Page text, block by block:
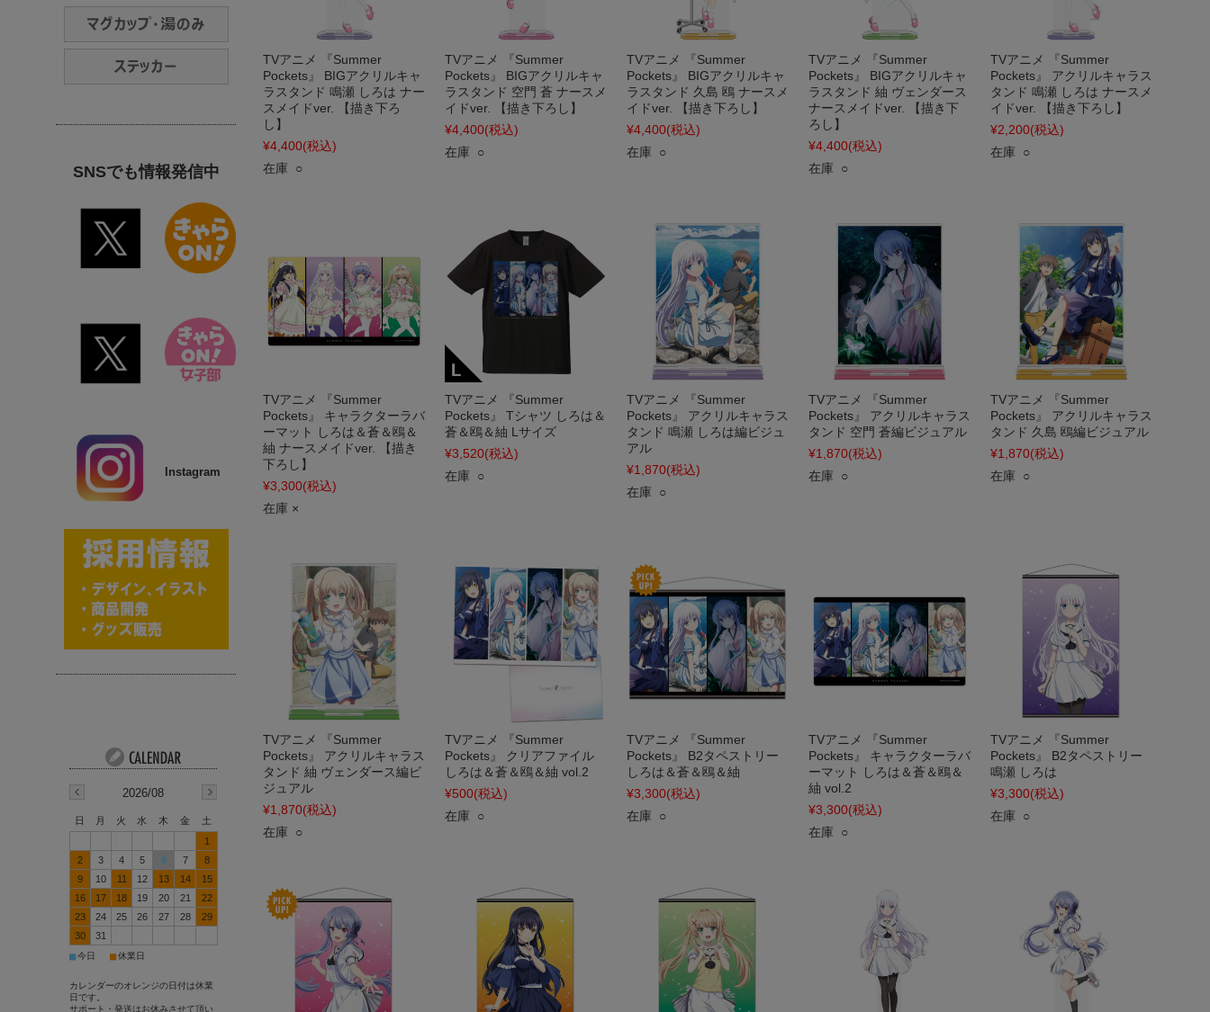
TVアニメ 『Summer
Pockets』 BIGアクリルキャ
ラスタンド 鳴瀬 しろは ナー
スメイドver. 【描き下ろ
し】
¥4,400(税込)
在庫 ○
TVアニメ 『Summer
Pockets』 BIGアクリルキャ
ラスタンド 空門 蒼 ナースメ
イドver. 【描き下ろし】
¥4,400(税込)
在庫 ○
TVアニメ 『Summer
Pockets』 BIGアクリルキャ
ラスタンド 久島 鴎 ナースメ
イドver. 【描き下ろし】
¥4,400(税込)
在庫 ○
TVアニメ 『Summer
Pockets』 BIGアクリルキャ
ラスタンド 紬 ヴェンダース
ナースメイドver. 【描き下
ろし】
¥4,400(税込)
在庫 ○
TVアニメ 『Summer
Pockets』 アクリルキャラス
タンド 鳴瀬 しろは ナースメ
イドver. 【描き下ろし】
¥2,200(税込)
在庫 ○
TVアニメ 『Summer
Pockets』 キャラクターラバ
ーマット しろは＆蒼＆鴎＆
紬 ナースメイドver. 【描き
下ろし】
¥3,300(税込)
在庫 ×
TVアニメ 『Summer
Pockets』 Tシャツ しろは＆
蒼＆鴎＆紬 Lサイズ
¥3,520(税込)
在庫 ○
TVアニメ 『Summer
Pockets』 アクリルキャラス
タンド 鳴瀬 しろは編ビジュ
アル
¥1,870(税込)
在庫 ○
TVアニメ 『Summer
Pockets』 アクリルキャラス
タンド 空門 蒼編ビジュアル
¥1,870(税込)
在庫 ○
TVアニメ 『Summer
Pockets』 アクリルキャラス
タンド 久島 鴎編ビジュアル
¥1,870(税込)
在庫 ○
TVアニメ 『Summer
Pockets』 アクリルキャラス
タンド 紬 ヴェンダース編ビ
ジュアル
¥1,870(税込)
在庫 ○
TVアニメ 『Summer
Pockets』 クリアファイル
しろは＆蒼＆鴎＆紬 vol.2
¥500(税込)
在庫 ○
TVアニメ 『Summer
Pockets』 B2タペストリー
しろは＆蒼＆鴎＆紬
¥3,300(税込)
在庫 ○
TVアニメ 『Summer
Pockets』 キャラクターラバ
ーマット しろは＆蒼＆鴎＆
紬 vol.2
¥3,300(税込)
在庫 ○
TVアニメ 『Summer
Pockets』 B2タペストリー
鳴瀬 しろは
¥3,300(税込)
在庫 ○
SNSでも情報発信中
Instagram
2026/08
日 月 火 水 木 金
土
1
2
3 4 5 6 7
8
9
10 11 12 13 14
15
16
17 18 19 20 21
22
23
24 25 26 27 28
29
30
31
■今日 ■休業日
カレンダーのオレンジの日付は休業
日です。
サポート・発送はお休みさせて頂い